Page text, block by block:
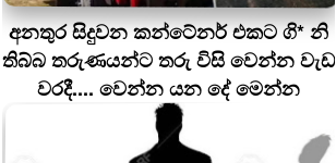
අනතුර සිදුවන කන්ටේනර් එකට ගි* නි
තිබ්බ තරුණයන්ට තරු විසි වෙන්න වැඩ
වරදී.... වෙන්න යන දේ මෙන්න